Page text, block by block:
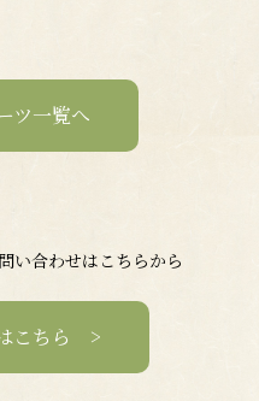
ツ一覧へ
い合わせはこちらから
こちら >